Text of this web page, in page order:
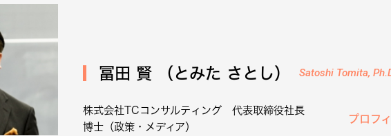
冨田 賢 （とみた さとし） Satoshi Tomita,
株式会社TCコンサルティング 代表取締役社長
博士（政策・メディア）
プロフ